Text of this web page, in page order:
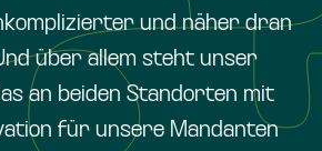
und näher dran
über allem steht unser
an beiden Standorten mit
für unsere Mandanten